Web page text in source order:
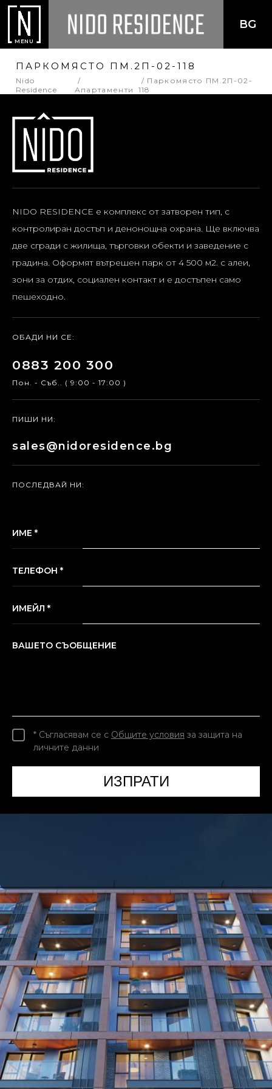
MENU
BG
ПАРКОМЯСТО ПМ.2П-02-118
Nido
Residence
Апартаменти
Паркомясто ПМ.2П-02-
118
NIDO RESIDENCE е комплекс от затворен тип, с
контролиран достъп и денонощна охрана. Ще включва
две сгради с жилища, търговки обекти и заведение с
градина. Оформят вътрешен парк от 4 500 м2. с алеи,
зони за отдих, социален контакт и е достъпен само
пешеходно.
ОБАДИ НИ СЕ:
0883 200 300
Пон. - Съб.. ( 9:00 - 17:00 )
ПИШИ НИ:
sales@nidoresidence.bg
ПОСЛЕДВАЙ НИ:
ИМЕ *
ТЕЛЕФОН *
ИМЕЙЛ *
ВАШЕТО СЪОБЩЕНИЕ
* Съгласявам се с Общите условия за защита на
личните данни